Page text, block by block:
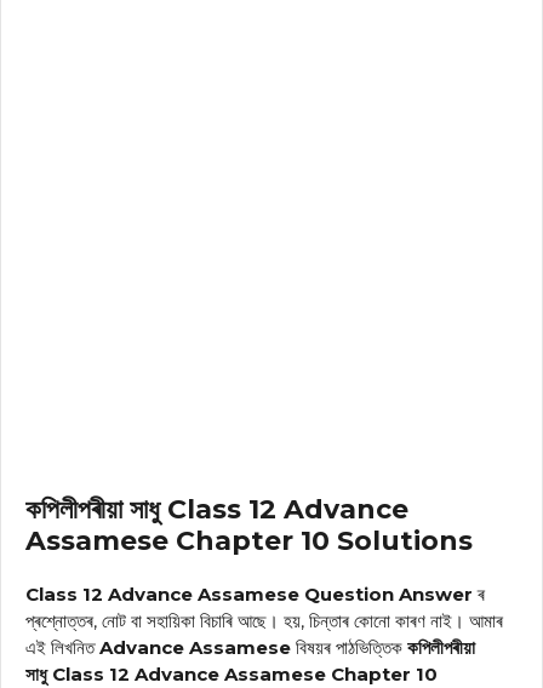
কপিলীপৰীয়া সাধু Class 12 Advance
Assamese Chapter 10 Solutions
Class 12 Advance Assamese Question Answerৰ
প্ৰশ্নোত্তৰ, নোট বা সহায়িকা বিচাৰি আছে। হয়, চিন্তাৰ কোনো কাৰণ নাই। আমাৰ
এই লিখনিতAdvance Assamese বিষয়ৰ পাঠভিত্তিক কপিলীপৰীয়া
সাধু Class 12 Advance Assamese Chapter 10